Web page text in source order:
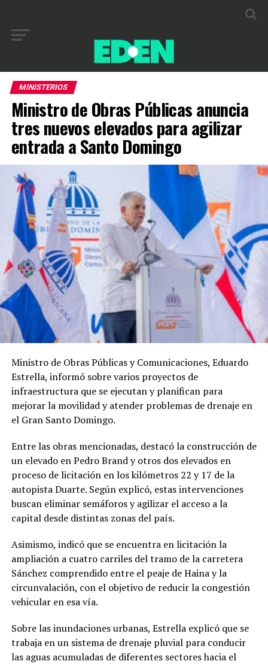
MINISTERIOS
Ministro de Obras Públicas anuncia
tres nuevos elevados para agilizar
entrada a Santo Domingo
Ministro de Obras Públicas y Comunicaciones, Eduardo
Estrella, informó sobre varios proyectos de
infraestructura que se ejecutan y planifican para
mejorar la movilidad y atender problemas de drenaje en
el Gran Santo Domingo.
Entre las obras mencionadas, destacó la construcción de
un elevado en Pedro Brand y otros dos elevados en
proceso de licitación en los kilómetros 22 y 17 de la
autopista Duarte. Según explicó, estas intervenciones
buscan eliminar semáforos y agilizar el acceso a la
capital desde distintas zonas del país.
Asimismo, indicó que se encuentra en licitación la
ampliación a cuatro carriles del tramo de la carretera
Sánchez comprendido entre el peaje de Haina y la
circunvalación, con el objetivo de reducir la congestión
vehicular en esa vía.
Sobre las inundaciones urbanas, Estrella explicó que se
trabaja en un sistema de drenaje pluvial para conducir
las aguas acumuladas de diferentes sectores hacia el